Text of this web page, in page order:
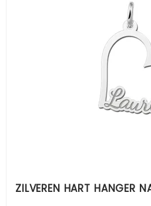
ZILVEREN HART HANGER